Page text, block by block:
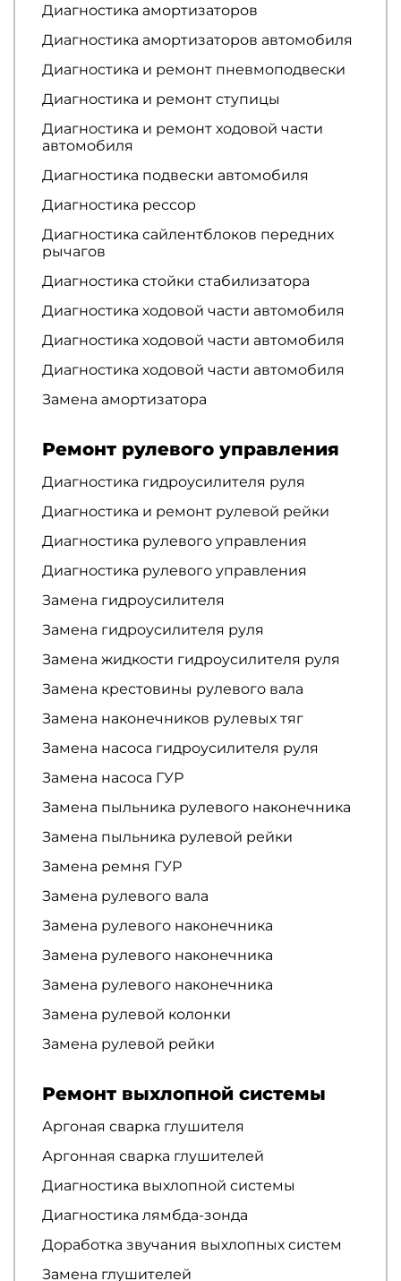
Диагностика амортизаторов
Диагностика амортизаторов автомобиля
Диагностика и ремонт пневмоподвески
Диагностика и ремонт ступицы
Диагностика и ремонт ходовой части
автомобиля
Диагностика подвески автомобиля
Диагностика рессор
Диагностика сайлентблоков передних
рычагов
Диагностика стойки стабилизатора
Диагностика ходовой части автомобиля
Диагностика ходовой части автомобиля
Диагностика ходовой части автомобиля
Замена амортизатора
Ремонт рулевого управления
Диагностика гидроусилителя руля
Диагностика и ремонт рулевой рейки
Диагностика рулевого управления
Диагностика рулевого управления
Замена гидроусилителя
Замена гидроусилителя руля
Замена жидкости гидроусилителя руля
Замена крестовины рулевого вала
Замена наконечников рулевых тяг
Замена насоса гидроусилителя руля
Замена насоса ГУР
Замена пыльника рулевого наконечника
Замена пыльника рулевой рейки
Замена ремня ГУР
Замена рулевого вала
Замена рулевого наконечника
Замена рулевого наконечника
Замена рулевого наконечника
Замена рулевой колонки
Замена рулевой рейки
Ремонт выхлопной системы
Аргоная сварка глушителя
Аргонная сварка глушителей
Диагностика выхлопной системы
Диагностика лямбда-зонда
Доработка звучания выхлопных систем
Замена глушителей